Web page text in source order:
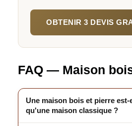
OBTENIR 3 DEVIS
FAQ — Maison
Une maison bois et pierre
qu'une maison classique ?